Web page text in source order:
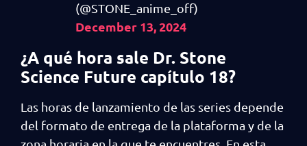
(@STONE_anime_off)
December 13, 2024
¿A qué hora sale Dr. Stone
Science Future capítulo 18?
Las horas de lanzamiento de las series depende
del formato de entrega de la plataforma y de la